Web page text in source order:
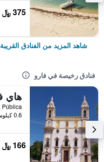
375 ﷼
شاهد المزيد من الفنادق القريبة
فنادق رخيصة في فارو
0.6 كيلومتر عن وسط المدينة
166 ﷼